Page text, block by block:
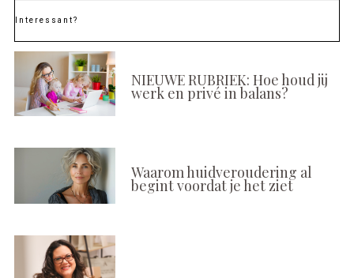
Interessant?
NIEUWE RUBRIEK: Hoe houd jij
werk en privé in balans?
Waarom huidveroudering al
begint voordat je het ziet